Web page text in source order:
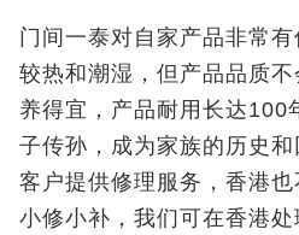
门间一泰对自家产品非常
较热和潮湿，但产品品质
养得宜，产品耐用长达100
子传孙，成为家族的历史
客户提供修理服务，香港
小修小补，我们可在香港